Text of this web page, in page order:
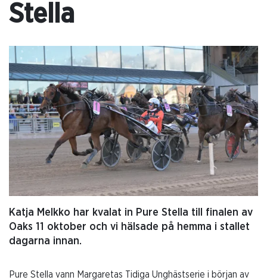
Stella
Katja Melkko har kvalat in Pure Stella till finalen av
Oaks 11 oktober och vi hälsade på hemma i stallet
dagarna innan.
Pure Stella vann Margaretas Tidiga Unghästserie i början av